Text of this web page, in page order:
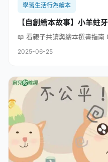
學習生活行為繪本
【自創繪本故事】小羊蛀
📖 看親子共讀與繪本選書指
2025-06-25